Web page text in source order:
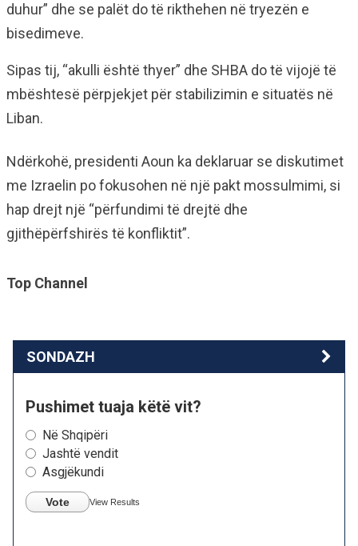
duhur” dhe se palët do të rikthehen në tryezën e
bisedimeve.
Sipas tij, “akulli është thyer” dhe SHBA do të vijojë të
mbështesë përpjekjet për stabilizimin e situatës në
Liban.
Ndërkohë, presidenti Aoun ka deklaruar se diskutimet
me Izraelin po fokusohen në një pakt mossulmimi, si
hap drejt një “përfundimi të drejtë dhe
gjithëpërfshirës të konfliktit”.
Top Channel
SONDAZH
Pushimet tuaja këtë vit?
Në Shqipëri
Jashtë vendit
Asgjëkundi
Vote View Results